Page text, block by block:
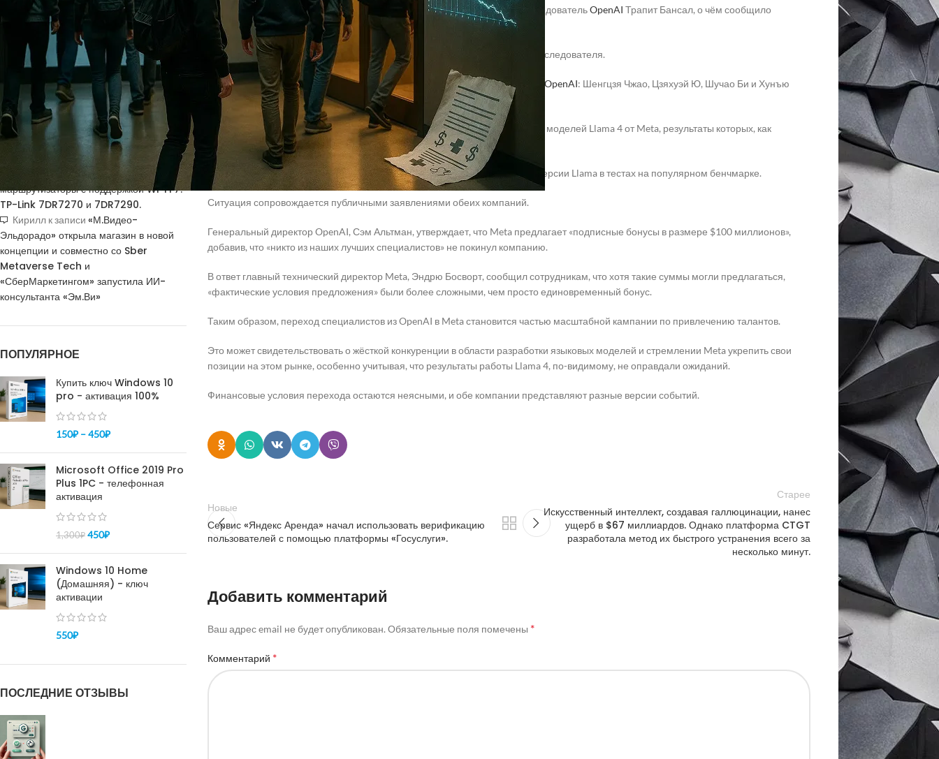
Получить код подтверждения
Купить токены для получения кодов
подтверждения
НОВЫЕ КОММЕНТАРИИ
Vlad Zorky к записи
Недорогие
маршрутизаторы с поддержкой Wi-Fi 7:
TP-Link 7DR7270 и 7DR7290.
к записи
Недорогие
маршрутизаторы с поддержкой Wi-Fi 7:
TP-Link 7DR7270 и 7DR7290.
Кирилл к записи «М.Видео-
Эльдорадо» открыла магазин в новой
концепции и совместно со Sber
Metaverse Tech и
«СберМаркетингом» запустила ИИ-
консультанта «Эм.Ви»
ПОПУЛЯРНОЕ
Купить ключ Windows 10
pro - активация 100%
150₽ –450₽
Microsoft Office 2019 Pro
Plus 1PC - телефонная
активация
1,300₽ 450₽
Windows 10 Home
(Домашняя) - ключ
активации
550₽
ПОСЛЕДНИЕ ОТЗЫВЫ
На этой неделе стало известно, что к ним присоединился известный исследовательOpenAI Трапит Бансал, о чём сообщило
издание TechCrunch.
Кроме него, по данным The Wall Street Journal, в Meta перешли ещё три исследователя.
The Information также сообщает о найме четырёх других специалистов из OpenAI: Шенгцзя Чжао, Цзяхуэй Ю, Шучао Би и Хунъю
Рэнь.
Этот массовый переход происходит на фоне недавнего запуска языковых моделей Llama 4 от Meta, результаты которых, как
сообщается, не оправдали ожиданий Марка Цукерберга.
Компания также подверглась критике за использование специфической версии Llama в тестах на популярном бенчмарке.
Ситуация сопровождается публичными заявлениями обеих компаний.
Генеральный директор OpenAI, Сэм Альтман, утверждает, что Meta предлагает «подписные бонусы в размере $100 миллионов»,
добавив, что «никто из наших лучших специалистов» не покинул компанию.
В ответ главный технический директор Meta, Эндрю Босворт, сообщил сотрудникам, что хотя такие суммы могли предлагаться,
«фактические условия предложения» были более сложными, чем просто единовременный бонус.
Таким образом, переход специалистов из OpenAI в Meta становится частью масштабной кампании по привлечению талантов.
Это может свидетельствовать о жёсткой конкуренции в области разработки языковых моделей и стремлении Meta укрепить свои
позиции на этом рынке, особенно учитывая, что результаты работы Llama 4, по-видимому, не оправдали ожиданий.
Финансовые условия перехода остаются неясными, и обе компании представляют разные версии событий.
Новые
Сервис «Яндекс Аренда» начал использовать верификацию
пользователей с помощью платформы «Госуслуги».
Старее
Искусственный интеллект, создавая галлюцинации, нанес
ущерб в $67 миллиардов. Однако платформа CTGT
разработала метод их быстрого устранения всего за
несколько минут.
Добавить комментарий
Ваш адрес email не будет опубликован. Обязательные поля помечены *
Комментарий *